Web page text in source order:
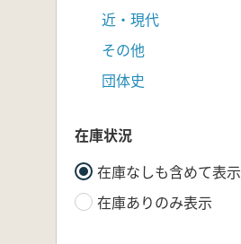
近・現代
その他
団体史
在庫状況
在庫なしも含めて表示
在庫ありのみ表示